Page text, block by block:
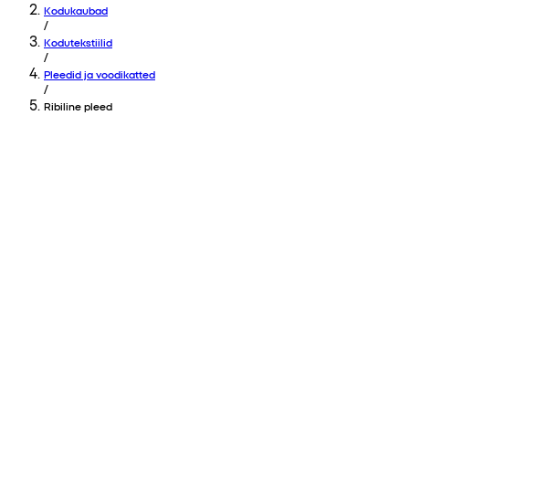
Kodukaubad
/
Kodutekstiilid
/
Pleedid ja voodikatted
/
Ribiline pleed